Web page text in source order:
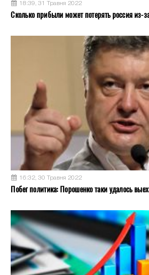
18:39, 31 Травня 2022
Сколько прибыли может потерять россия из-
16:32, 30 Травня 2022
Побег политика: Порошенко таки удалось